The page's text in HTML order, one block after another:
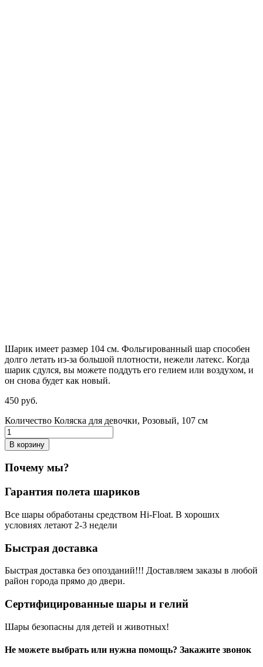
Шарик имеет размер 104 см. Фольгированный шар способен
долго летать из-за большой плотности, нежели латекс. Когда
шарик сдулся, вы можете поддуть его гелием или воздухом, и
он снова будет как новый.
450 руб.
Количество Коляска для девочки, Розовый, 107 см
В корзину
Почему мы?
Гарантия полета шариков
Все шары обработаны средством Hi-Float. В хороших
условиях летают 2-3 недели
Быстрая доставка
Быстрая доставка без опозданий!!! Доставляем заказы в любой
район города прямо до двери.
Сертифицированные шары и гелий
Шары безопасны для детей и животных!
Не можете выбрать или нужна помощь? Закажите звонок